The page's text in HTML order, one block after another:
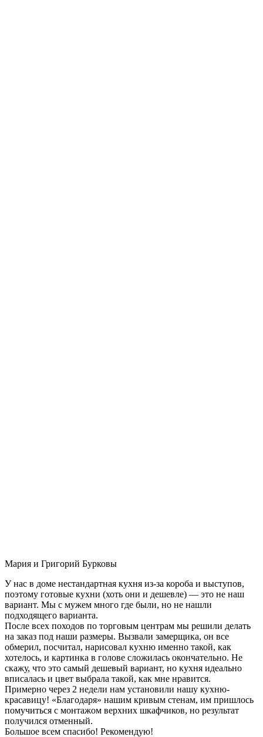
Мария и Григорий Бурковы
У нас в доме нестандартная кухня из-за короба и выступов,
поэтому готовые кухни (хоть они и дешевле) — это не наш
вариант. Мы с мужем много где были, но не нашли
подходящего варианта.
После всех походов по торговым центрам мы решили делать
на заказ под наши размеры. Вызвали замерщика, он все
обмерил, посчитал, нарисовал кухню именно такой, как
хотелось, и картинка в голове сложилась окончательно. Не
скажу, что это самый дешевый вариант, но кухня идеально
вписалась и цвет выбрала такой, как мне нравится.
Примерно через 2 недели нам установили нашу кухню-
красавицу! «Благодаря» нашим кривым стенам, им пришлось
помучиться с монтажом верхних шкафчиков, но результат
получился отменный.
Большое всем спасибо! Рекомендую!